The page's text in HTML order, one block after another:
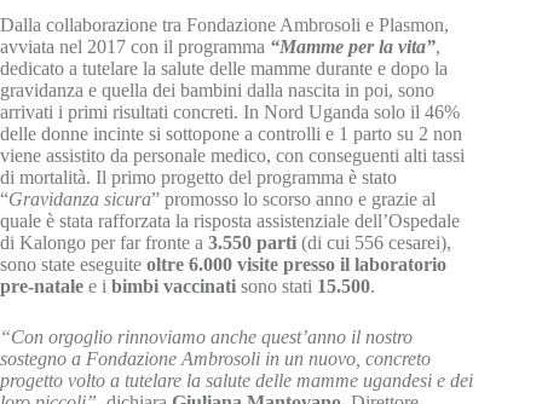
Dalla collaborazione tra Fondazione Ambrosoli e Plasmon,
avviata nel 2017 con il programma “Mamme per la vita”,
dedicato a tutelare la salute delle mamme durante e dopo la
gravidanza e quella dei bambini dalla nascita in poi, sono
arrivati i primi risultati concreti. In Nord Uganda solo il 46%
delle donne incinte si sottopone a controlli e 1 parto su 2 non
viene assistito da personale medico, con conseguenti alti tassi
di mortalità. Il primo progetto del programma è stato
“Gravidanza sicura” promosso lo scorso anno e grazie al
quale è stata rafforzata la risposta assistenziale dell’Ospedale
di Kalongo per far fronte a 3.550 parti (di cui 556 cesarei),
sono state eseguite oltre 6.000 visite presso il laboratorio
pre-natale e i bimbi vaccinati sono stati 15.500.
“Con orgoglio rinnoviamo anche quest’anno il nostro
sostegno a Fondazione Ambrosoli in un nuovo, concreto
progetto volto a tutelare la salute delle mamme ugandesi e dei